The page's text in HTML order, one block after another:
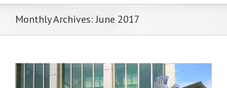
Monthly Archives:June 2017